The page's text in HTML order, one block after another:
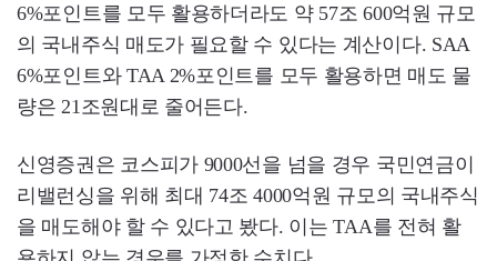
6%포인트를 모두 활용하더라도 약 57조 600억원 규모
의 국내주식 매도가 필요할 수 있다는 계산이다. SAA
6%포인트와 TAA 2%포인트를 모두 활용하면 매도 물
량은 21조원대로 줄어든다.
신영증권은 코스피가 9000선을 넘을 경우 국민연금이
리밸런싱을 위해 최대 74조 4000억원 규모의 국내주식
을 매도해야 할 수 있다고 봤다. 이는 TAA를 전혀 활